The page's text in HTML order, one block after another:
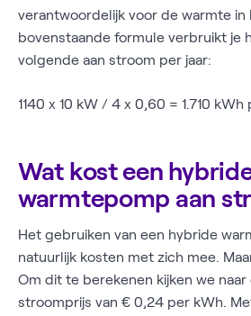
verantwoordelijk voor de warmte in
bovenstaande formule verbruikt je
volgende aan stroom per jaar:
1140 x 10 kW / 4 x 0,60 = 1.710 kWh
Wat kost een
warmtepomp aan
Het gebruiken van een hybride
natuurlijk kosten met zich mee.
Om dit te berekenen kijken we
stroomprijs van € 0,24 per kWh.